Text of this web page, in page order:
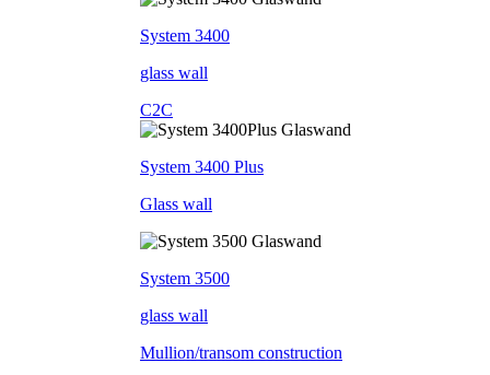
System 3400
glass wall
C2C
System 3400 Plus
Glass wall
System 3500
glass wall
Mullion/transom construction